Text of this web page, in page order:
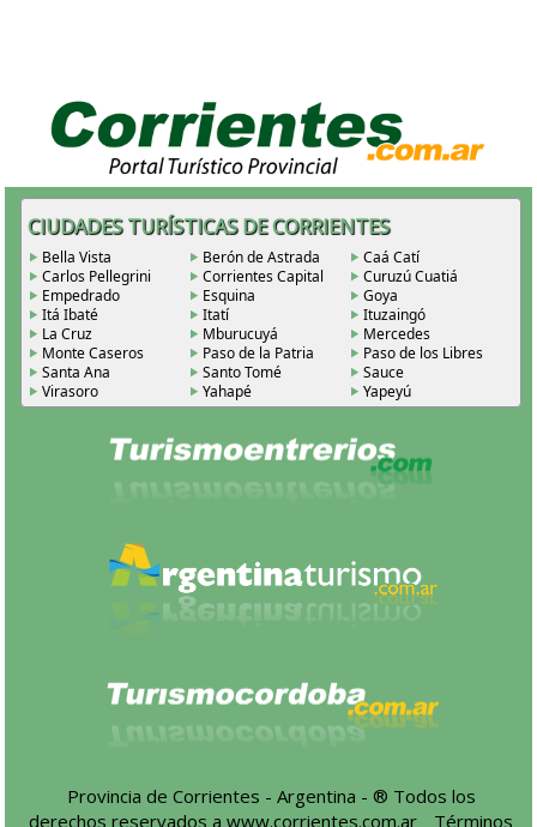
CIUDADES TURÍSTICAS DE CORRIENTES
Bella Vista Berón de Astrada
Caá Catí
Carlos Pellegrini
Corrientes Capital
Curuzú Cuatiá
Empedrado
Esquina
Goya
Itá Ibaté
Itatí
Ituzaingó
La Cruz
Mburucuyá
Mercedes
Monte Caseros
Paso de la Patria
Paso de los Libres
Santa Ana
Santo Tomé
Sauce
Virasoro
Yahapé Yapeyú
Provincia de Corrientes - Argentina - ® Todos los
derechos reservados a www.corrientes.com.ar Términos